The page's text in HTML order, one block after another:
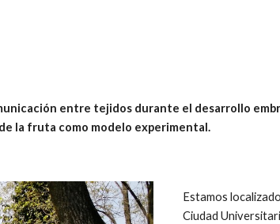
entre tejidos durante el desarrollo
la fruta como modelo experimental.
Estamos
Ciudad